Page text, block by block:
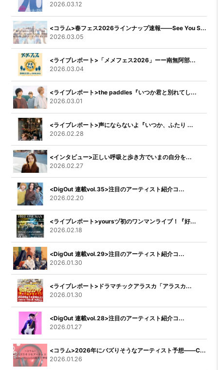
2026.03.12
<コラム>春フェス2026ラインナップ速報――See You S...
2026.03.05
<ライブレポート>「メメフェス2026」ーー南無阿部...
2026.03.04
<ライブレポート>the paddles『いつか君と別れてし...
2026.03.01
<ライブレポート>声にならないよ『いつか、ふたり ...
2026.02.28
<インタビュー>正しい呼吸と歩き方でいまの自分を...
2026.02.27
<DigOut 連載vol.35>注目のアーティスト紹介コ...
2026.02.20
<ライブレポート>yoursヅ初のワンマンライブ！『好...
2026.02.18
<DigOut 連載vol.29>注目のアーティスト紹介コ...
2026.01.30
<ライブレポート>ドラマチックアラスカ「アラスカ...
2026.01.30
<DigOut 連載vol.28>注目のアーティスト紹介コ...
2026.01.27
<コラム>2026年にバズりそうなアーティスト予想――C...
2026.01.26